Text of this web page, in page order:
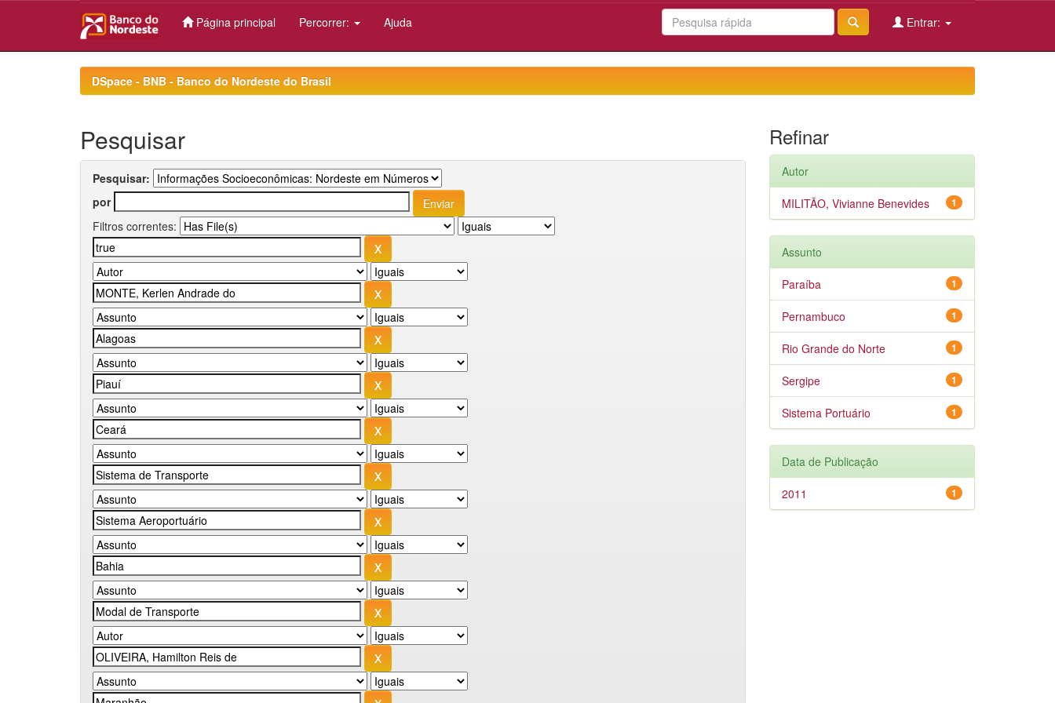
Página principal Percorrer: Ajuda Entrar:
DSpace - BNB - Banco do Nordeste do Brasil
Pesquisar
Pesquisar:
por
Filtros correntes:
Refinar
Autor
1
MILITÃO, Vivianne Benevides
Assunto
1
Paraíba
1
Pernambuco
1
Rio Grande do Norte
1
Sergipe
1
Sistema Portuário
Data de Publicação
1
2011